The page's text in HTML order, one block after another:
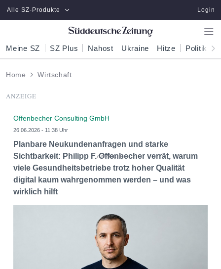
Zum Hauptinhalt springen
Alle SZ-Produkte Login
Meine SZ SZ Plus Nahost Ukraine Hitze Politik
Home Wirtschaft
ANZEIGE
Offenbecher Consulting GmbH
26.06.2026 - 11:38 Uhr
Planbare Neukundenanfragen und starke
Sichtbarkeit: Philipp F. Offenbecher verrät, warum
viele Gesundheitsbetriebe trotz hoher Qualität
digital kaum wahrgenommen werden – und was
wirklich hilft